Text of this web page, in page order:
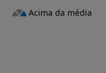
Acima da média